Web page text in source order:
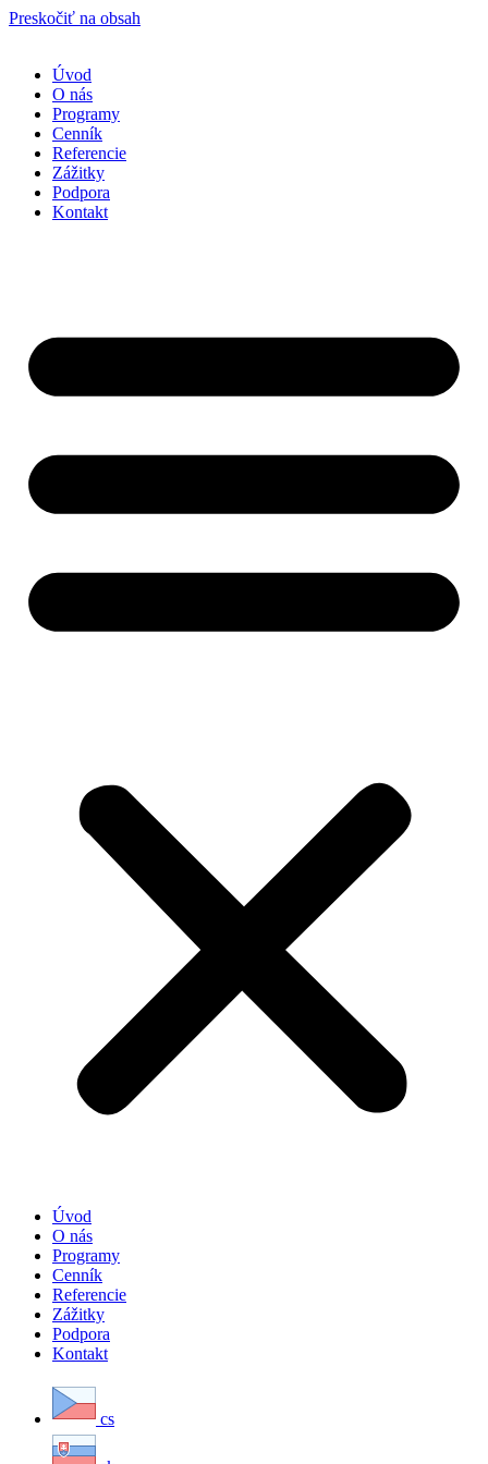
Preskočiť na obsah
Úvod
O nás
Programy
Cenník
Referencie
Zážitky
Podpora
Kontakt
Úvod
O nás
Programy
Cenník
Referencie
Zážitky
Podpora
Kontakt
cs